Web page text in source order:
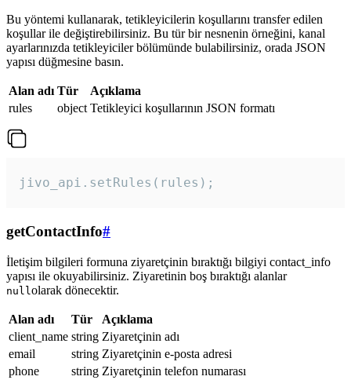
Bu yöntemi kullanarak, tetikleyicilerin koşullarını transfer edilen
koşullar ile değiştirebilirsiniz. Bu tür bir nesnenin örneğini, kanal
ayarlarınızda tetikleyiciler bölümünde bulabilirsiniz, orada JSON
yapısı düğmesine basın.
Alan adı Tür
Açıklama
rules
object Tetikleyici koşullarının JSON formatı
jivo_api.setRules(rules);
getContactInfo#
İletişim bilgileri formuna ziyaretçinin bıraktığı bilgiyi contact_info
yapısı ile okuyabilirsiniz. Ziyaretinin boş bıraktığı alanlar
null olarak dönecektir.
Alan adı Tür
Açıklama
client_name string Ziyaretçinin adı
email
string Ziyaretçinin e-posta adresi
phone
string Ziyaretçinin telefon numarası